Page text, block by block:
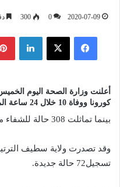
2020-07-09
0
300
فيسبوك ‫X لينكدإن
كورونا ووفاة 10 خلال 24 ساعة المنصرمة.
بينما تماثلت 308 حالة للشفاء من فيروس كورونا خلال 24 ساعة.
وقد تصدرت ولاية سطيف
تسجيل72 حالة جديدة.